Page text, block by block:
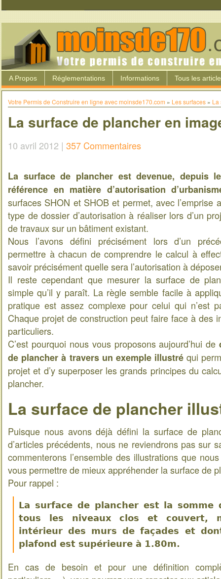
A Propos Réglementations Informations Tous les
Votre Permis de Construire en ligne avec moinsde170.com » Les surfaces » La
La surface de plancher en
10 avril 2012 | 357 Commentaires
La surface de plancher est devenue, depuis
référence en matière d’autorisation
surfaces SHON et SHOB et permet, avec l’emprise
type de dossier d’autorisation à réaliser lors d’un
de travaux sur un bâtiment existant.
Nous l’avons défini précisément lors d’un
permettre à chacun de comprendre le calcul à
savoir précisément quelle sera l’autorisation à
Il reste cependant que mesurer la surface de
simple qu’il y paraît. La règle semble facile à
pratique est assez complexe pour celui qui n’est
Chaque projet de construction peut faire face à des
particuliers.
C’est pourquoi nous vous proposons aujourd’hui de
de plancher à travers un exemple illustré qui
projet et d’y superposer les grands principes du
plancher.
La surface de plancher
Puisque nous avons déjà défini la surface de
d’articles précédents, nous ne reviendrons pas sur
commenterons l’ensemble des illustrations que
vous permettre de mieux appréhender la surface de
Pour rappel :
La surface de plancher est la somme
tous les niveauxclos et couvert,
intérieur des murs de façades et
plafond est supérieure à 1.80m.
En cas de besoin et pour une définition